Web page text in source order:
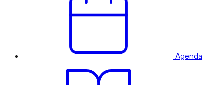
Agenda